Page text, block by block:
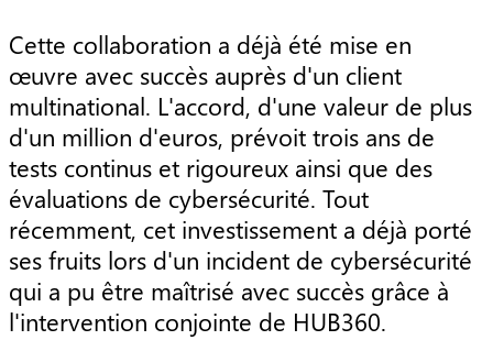
Cette collaboration a déjà été mise en
œuvre avec succès auprès d'un client
multinational. L'accord, d'une valeur de plus
d'un million d'euros, prévoit trois ans de
tests continus et rigoureux ainsi que des
évaluations de cybersécurité. Tout
récemment, cet investissement a déjà porté
ses fruits lors d'un incident de cybersécurité
qui a pu être maîtrisé avec succès grâce à
l'intervention conjointe de HUB360.